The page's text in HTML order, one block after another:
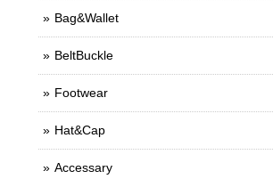
Bag&Wallet
BeltBuckle
Footwear
Hat&Cap
Accessary